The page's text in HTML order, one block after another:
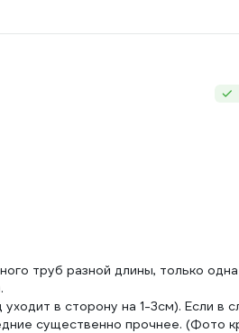
труб разной длины, только одна
в сторону на 1-3см). Если в
существенно прочнее. (Фото